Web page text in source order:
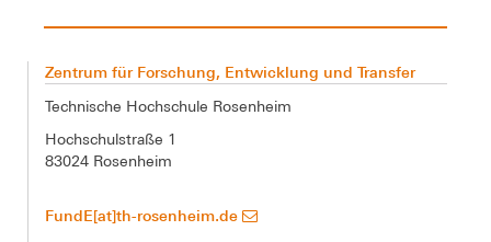
Zentrum für Forschung, Entwicklung und Transfer
Technische Hochschule Rosenheim
Hochschulstraße 1
83024 Rosenheim
FundE[at]th-rosenheim.de